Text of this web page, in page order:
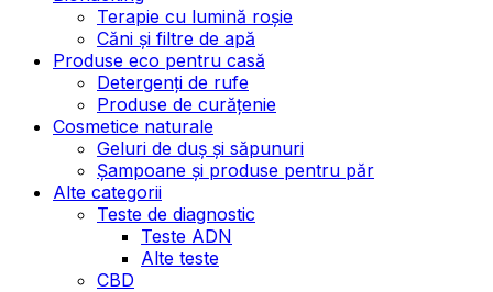
Terapie cu lumină roșie
Căni și filtre de apă
Produse eco pentru casă
Detergenți de rufe
Produse de curățenie
Cosmetice naturale
Geluri de duș și săpunuri
Șampoane și produse pentru păr
Alte categorii
Teste de diagnostic
Teste ADN
Alte teste
CBD